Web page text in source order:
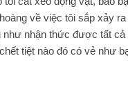
về việc tôi sắp xảy
nhận thức được tất
tiệt nào đó có vẻ như